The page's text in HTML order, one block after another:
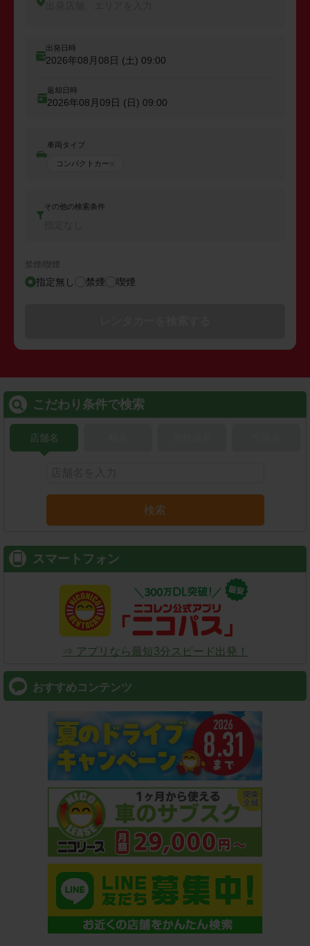
出発日時
2026年08月08日 (土) 09:00
返却日時
2026年08月09日 (日) 09:00
車両タイプ
コンパクトカー
その他の検索条件
禁煙/喫煙
指定無し 禁煙 喫煙
こだわり条件で検索
店舗名
検索
スマートフォン
⇒ アプリなら最短3分スピード出発！
おすすめコンテンツ